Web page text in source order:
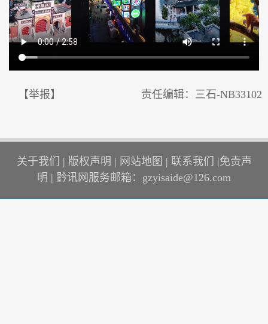
【举报】 责任编辑：三石-NB33102
关于我们 | 版权声明 | 网站地图 | 联系我们 |免责声
明 | 黔讯网服务邮箱：gzyisaide@126.com